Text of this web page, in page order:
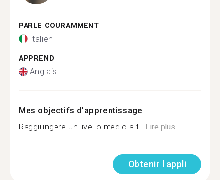
PARLE COURAMMENT
Italien
APPREND
Anglais
Mes objectifs d'apprentissage
Raggiungere un livello medio alt...Lire plus
Obtenir l'appli